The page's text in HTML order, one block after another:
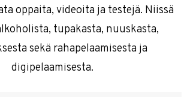
oppaita, videoita ja testejä. Niissä
tupakasta, nuuskasta,
sekä rahapelaamisesta ja
digipelaamisesta.